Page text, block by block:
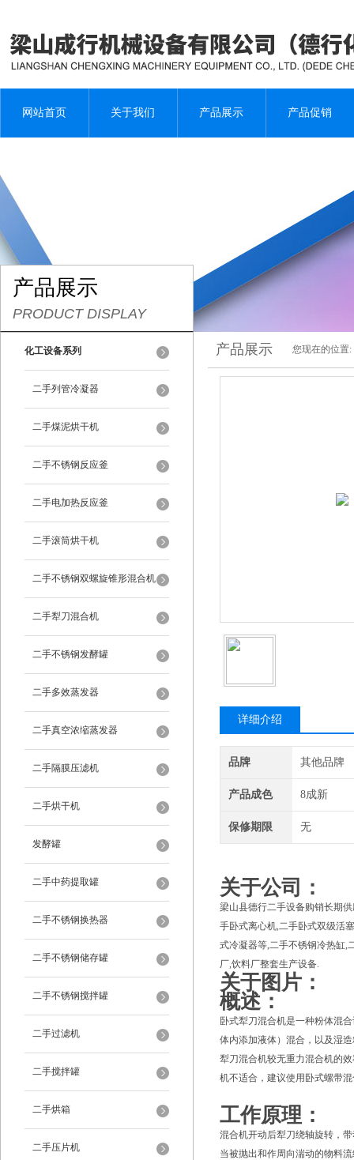
网站首页 关于我们 产品展示 产品促销
产品展示
PRODUCT DISPLAY
化工设备系列
二手列管冷凝器
二手煤泥烘干机
二手不锈钢反应釜
二手电加热反应釜
二手滚筒烘干机
二手不锈钢双螺旋锥形混合机
二手犁刀混合机
二手不锈钢发酵罐
二手多效蒸发器
二手真空浓缩蒸发器
二手隔膜压滤机
二手烘干机
发酵罐
二手中药提取罐
二手不锈钢换热器
二手不锈钢储存罐
二手不锈钢搅拌罐
二手过滤机
二手搅拌罐
二手烘箱
二手压片机
产品展示 您现在的位置:
详细介绍
品牌 其他品牌
产品成色 8成新
保修期限 无
关于公司：
梁山县德行二手设备购销长期
手卧式离心机,二手卧式双级活
式冷凝器等,二手不锈钢冷热缸,
厂,饮料厂整套生产设备.
关于图片：
概述：
卧式犁刀混合机是一种粉体混
体内添加液体）混合，以及湿
犁刀混合机较无重力混合机的
机不适合，建议使用卧式螺带
工作原理：
混合机开动后犁刀绕轴旋转，
当被抛出和作周向湍动的物料